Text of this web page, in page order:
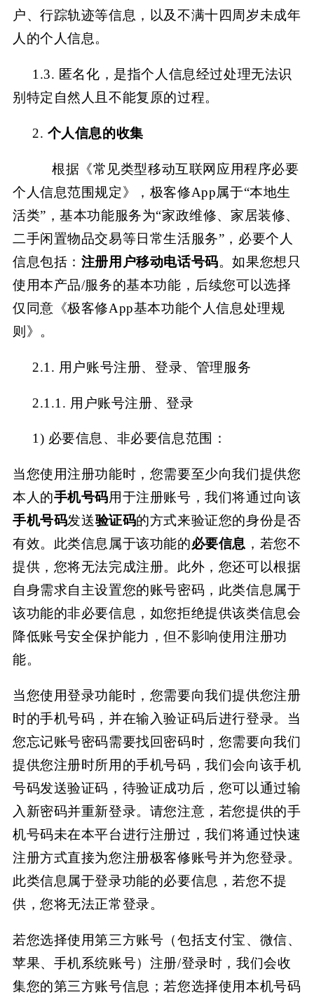
户、行踪轨迹等信息，以及不满十四周岁未成年
人的个人信息。
1.3. 匿名化，是指个人信息经过处理无法识
别特定自然人且不能复原的过程。
2. 个人信息的收集
根据《常见类型移动互联网应用程序必要
个人信息范围规定》，极客修App属于“本地生
活类”，基本功能服务为“家政维修、家居装修、
二手闲置物品交易等日常生活服务”，必要个人
信息包括： 注册用户移动电话号码。如果您想只
使用本产品/服务的基本功能，后续您可以选择
仅同意《极客修App基本功能个人信息处理规
则》。
2.1. 用户账号注册、登录、管理服务
2.1.1. 用户账号注册、登录
1) 必要信息、非必要信息范围：
当您使用注册功能时，您需要至少向我们提供您
本人的手机号码用于注册账号，我们将通过向该
手机号码发送验证码的方式来验证您的身份是否
有效。此类信息属于该功能的必要信息 ，若您不
提供，您将无法完成注册。此外，您还可以根据
自身需求自主设置您的账号密码，此类信息属于
该功能的非必要信息，如您拒绝提供该类信息会
降低账号安全保护能力，但不影响使用注册功
能。
当您使用登录功能时，您需要向我们提供您注册
时的手机号码，并在输入验证码后进行登录。当
您忘记账号密码需要找回密码时，您需要向我们
提供您注册时所用的手机号码，我们会向该手机
号码发送验证码，待验证成功后，您可以通过输
入新密码并重新登录。请您注意，若您提供的手
机号码未在本平台进行注册过，我们将通过快速
注册方式直接为您注册极客修账号并为您登录。
此类信息属于登录功能的必要信息，若您不提
供，您将无法正常登录。
若您选择使用第三方账号（包括支付宝、微信、
苹果、手机系统账号）注册/登录时，我们会收
集您的第三方账号信息；若您选择使用本机号码